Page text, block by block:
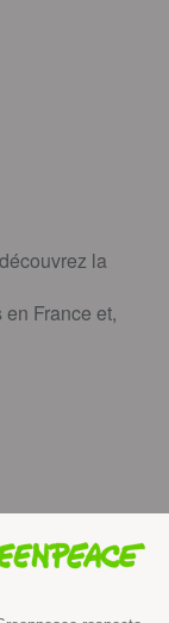
la
France et,